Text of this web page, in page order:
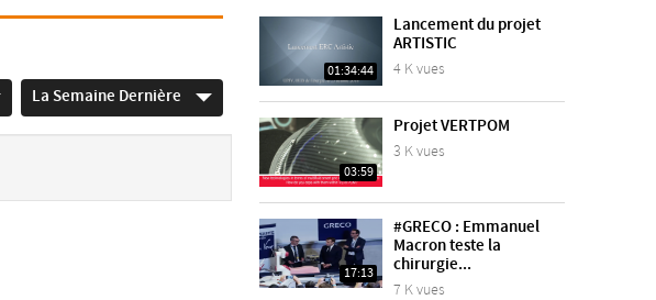
La Semaine Dernière
01:34:44
Lancement du projet
ARTISTIC
4 K vues
03:59
Projet VERTPOM
3 K vues
17:13
#GRECO : Emmanuel
Macron teste la
chirurgie...
7 K vues